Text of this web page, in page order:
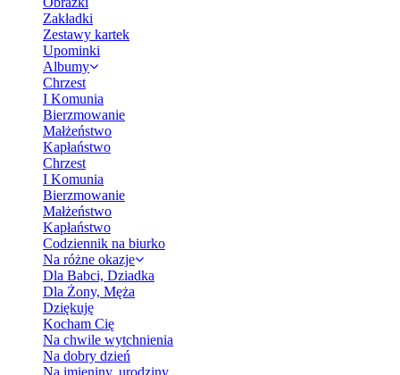
Zakładki
Zestawy kartek
Upominki
Albumy
Chrzest
I Komunia
Bierzmowanie
Małżeństwo
Kapłaństwo
Chrzest
I Komunia
Bierzmowanie
Małżeństwo
Kapłaństwo
Codziennik na biurko
Na różne okazje
Dla Babci, Dziadka
Dla Żony, Męża
Dziękuję
Kocham Cię
Na chwile wytchnienia
Na dobry dzień
Na imieniny, urodziny